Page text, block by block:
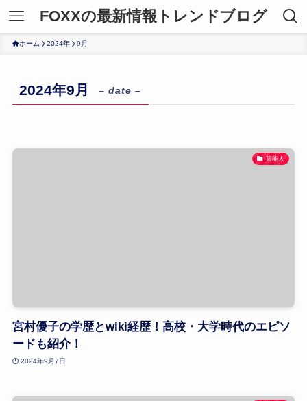
FOXXの最新情報トレンドブログ
ホーム 2024年 9月
2024年9月 – date –
芸能人
宮村優子の学歴とwiki経歴！高校・大学時代のエピソ
ードも紹介！
2024年9月7日